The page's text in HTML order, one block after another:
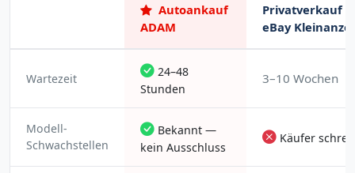
Autoankauf
ADAM
Privatverkauf
eBay
Wartezeit
24–48
Stunden
3–10 Wochen
Modell-
Schwachstellen
Bekannt —
kein Ausschluss
Käufer